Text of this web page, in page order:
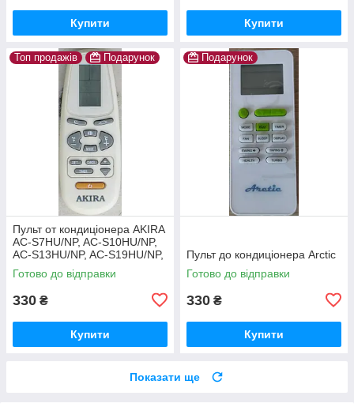
Купити Купити
Топ продажів Подарунок
Пульт от кондиціонера AKIRA
AC-S7HU/NP, AC-S10HU/NP,
AC-S13HU/NP, AC-S19HU/NP,
AC-S24HU/NP
Готово до відправки
330 ₴
Купити
Подарунок
Пульт до кондиціонера Arctic
Готово до відправки
330 ₴
Купити
Показати ще